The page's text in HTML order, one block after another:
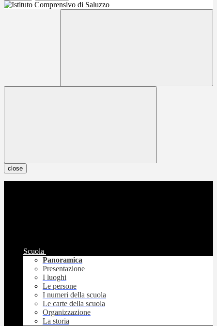
close
Scuola
Panoramica
Presentazione
I luoghi
Le persone
I numeri della scuola
Le carte della scuola
Organizzazione
La storia